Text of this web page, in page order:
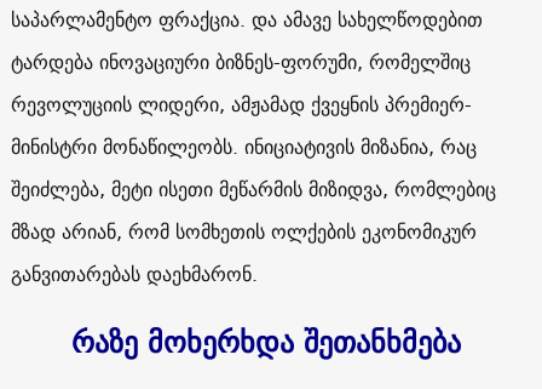
საპარლამენტო ფრაქცია. და ამავე სახელწოდებით
ტარდება ინოვაციური ბიზნეს-ფორუმი, რომელშიც
რევოლუციის ლიდერი, ამჟამად ქვეყნის პრემიერ-
მინისტრი მონაწილეობს. ინიციატივის მიზანია, რაც
შეიძლება, მეტი ისეთი მეწარმის მიზიდვა, რომლებიც
მზად არიან, რომ სომხეთის ოლქების ეკონომიკურ
განვითარებას დაეხმარონ.
რაზე მოხერხდა შეთანხმება